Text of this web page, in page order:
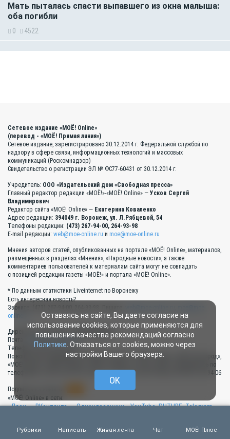
Мать пыталась спасти выпавшего из окна малыша:
оба погибли
0 4522
Сетевое издание «МОЁ! Online»
(перевод - «МОЁ! Прямая линия»)
Сетевое издание, зарегистрировано 30.12.2014 г. Федеральной службой по
надзору в сфере связи, информационных технологий и массовых
коммуникаций (Роскомнадзор)
Свидетельство о регистрации ЭЛ № ФС77-60431 от 30.12.2014 г.
Учредитель: ООО «Издательский дом «Свободная пресса»
Главный редактор редакции «МОЁ!»-«МОЁ! Online» — Усков Сергей
Владимирович
Редактор сайта «МОЁ! Online» — Екатерина Коваленко
Адрес редакции: 394049 г. Воронеж, ул. Л.Рябцевой, 54
Телефоны редакции: (473) 267-94-00, 264-93-98
E-mail редакции: web@moe-online.ru и moe@moe-online.ru
Мнения авторов статей, опубликованных на портале «МОЁ! Online», материалов,
размещённых в разделах «Мнения», «Народные новости», а также
комментариев пользователей к материалам сайта могут не совпадать
с позицией редакции газеты «МОЁ!» и портала «МОЁ! Online».
* По данным статистики Liveinternet по Воронежу
Есть интересная новость?
Звоните: (473) 267-94-00, 264-93-98. Пишите:
online.ru
Директор по рекламе —Анна Калинина
Почта:
direct@moe-online.ru
Телефон 8 (473) 267-94-13
По вопросам размещения рекламы на портале «МОЁ! Online», «МОЁ! Белгород»,
«МОЁ! Курск», «МОЁ! Липецк», «МОЁ! Тамбов», в газете «МОЁ!» обращайтесь по
телефонам: 8 (473) 267-94-13, 267-94-11, 267-94-10, 267-94-08, 267-94-07, 267-94-06
Подписка на новости:
«МОЁ! Online» в сети:
«Дзен»,«ВКонтакте»,«Одноклассники»,YouTube,RUTUBE,Telegram.
Альянс руководителей
Рубрики Написать Живая лента Чат МОЁ! Плюс
Оставаясь на сайте, Вы даете согласие на
использование cookies, которые применяются для
повышения качества рекомендаций согласно
Политике . Отказаться от cookies, можно через
настройки Вашего браузера.
OK